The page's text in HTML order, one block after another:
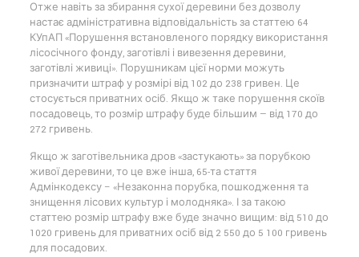
Отже навіть за збирання сухої деревини без дозволу
настає адміністративна відповідальність за статтею 64
КУпАП «Порушення встановленого порядку використання
лісосічного фонду, заготівлі і вивезення деревини,
заготівлі живиці». Порушникам цієї норми можуть
призначити штраф у розмірі від 102 до 238 гривен. Це
стосується приватних осіб. Якщо ж таке порушення скоїв
посадовець, то розмір штрафу буде більшим — від 170 до
272 гривень.
Якщо ж заготівельника дров «застукають» за порубкою
живої деревини, то це вже інша, 65-та стаття
Адмінкодексу – «Незаконна порубка, пошкодження та
знищення лісових культур і молодняка». І за такою
статтею розмір штрафу вже буде значно вищим: від 510 до
1020 гривень для приватних осіб від 2 550 до 5 100 гривень
для посадових.